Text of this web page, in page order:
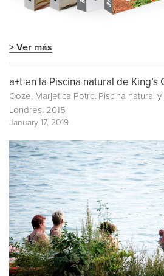
> Ver más
a+t en la Piscina natural de King’s
Ooze, Marjetica Potrc. Piscina natural
Londres, 2015
January 17, 2019